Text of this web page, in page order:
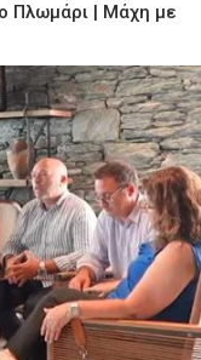
Πλωμάρι | Μάχη με